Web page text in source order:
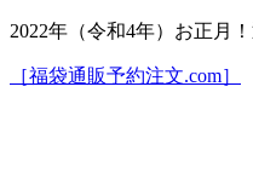
2022年（令和4年）お正月
［福袋通販予約注文.com］